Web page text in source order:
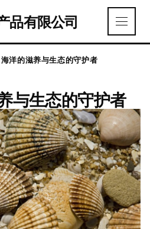
品有限公司
洋的滋养与生态的守护者
与生态的守护者